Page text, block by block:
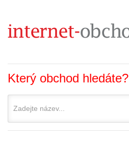
Který obchod hledáte?